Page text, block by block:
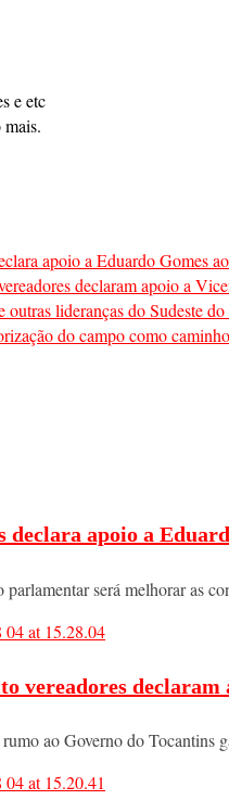
e etc
apoio a Eduardo Gomes
declaram apoio a
lideranças do Sudeste
do campo como
apoio a
será melhorar as
vereadores
ao Governo do Tocantins